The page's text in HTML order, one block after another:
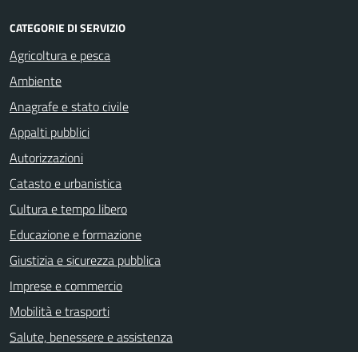
CATEGORIE DI SERVIZIO
Agricoltura e pesca
Ambiente
Anagrafe e stato civile
Appalti pubblici
Autorizzazioni
Catasto e urbanistica
Cultura e tempo libero
Educazione e formazione
Giustizia e sicurezza pubblica
Imprese e commercio
Mobilità e trasporti
Salute, benessere e assistenza